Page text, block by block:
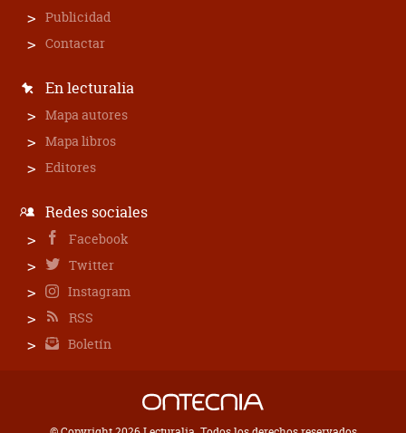
Publicidad
Contactar
En lecturalia
Mapa autores
Mapa libros
Editores
Redes sociales
Facebook
Twitter
Instagram
RSS
Boletín